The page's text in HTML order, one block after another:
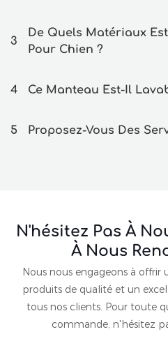
3
De Quels Matériaux
Pour Chien ?
4 Ce Manteau Est-Il
5 Proposez-Vous Des
N'hésitez Pas À
À Nous
Nous nous engageons à offrir
produits de qualité et un
tous nos clients. Pour toute
commande, n'hésitez